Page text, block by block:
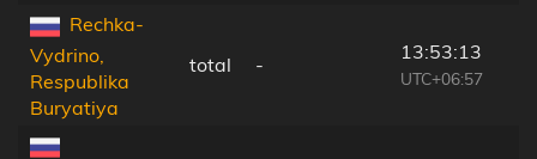
Rechka-
Vydrino,
Respublika
Buryatiya
total -
13:53:13
UTC+06:57